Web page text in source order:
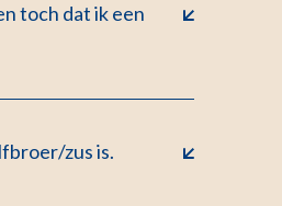
toch dat ik een
zus is.